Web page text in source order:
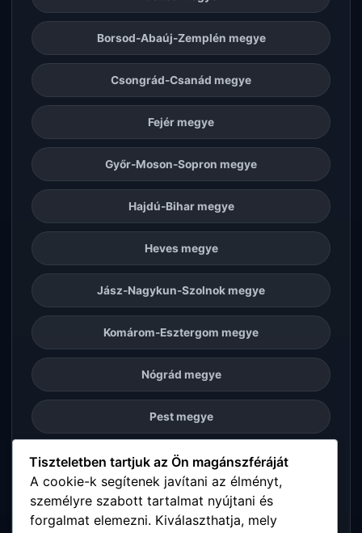
Borsod-Abaúj-Zemplén megye
Csongrád-Csanád megye
Fejér megye
Győr-Moson-Sopron megye
Hajdú-Bihar megye
Heves megye
Jász-Nagykun-Szolnok megye
Komárom-Esztergom megye
Nógrád megye
Pest megye
Somogy megye
Szabolcs-Szatmár-Bereg megye
Tiszteletben tartjuk az Ön magánszféráját
A cookie-k segítenek javítani az élményt,
személyre szabott tartalmat nyújtani és
forgalmat elemezni. Kiválaszthatja, mely